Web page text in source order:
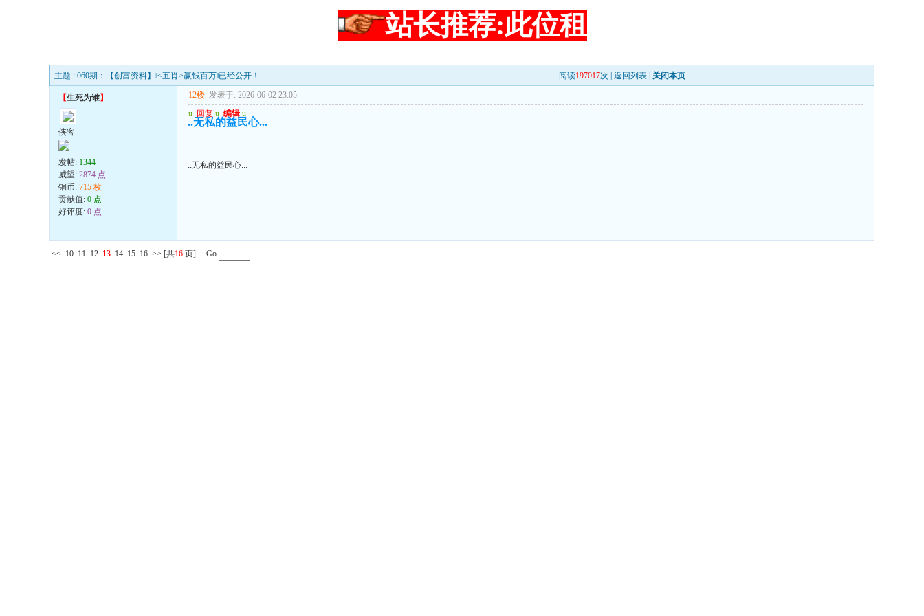
站长推荐:此位租
主题 : 060期：【创富资料】‖≤五肖≥赢钱百万‖已经公开！ 阅读197017次 | 返回列表 关闭本页
【生死为谁】
侠客
发帖: 1344
威望: 2874 点
铜币: 715 枚
贡献值: 0 点
好评度: 0 点
12楼 发表于: 2026-06-02 23:05 ---
u 回复 u 编辑 u
..无私的益民心...
..无私的益民心...
<< 10 11 12 13 14 15 16 >> [共16 页] Go